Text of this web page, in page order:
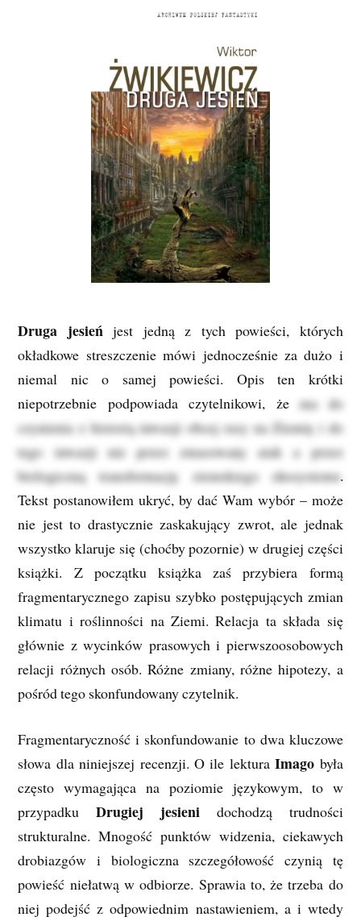
Druga jesieńjest jedną z tych powieści, których
okładkowe streszczenie mówi jednocześnie za dużo i
niemal nic o samej powieści. Opis ten krótki
niepotrzebnie podpowiada czytelnikowi, żema do
czynienia z historią inwazji obcej rasy na Ziemię i do
tego inwazji nie przez zmasowany atak a przez
biologiczną transformację ziemskiego ekosystemu.
Tekst postanowiłem ukryć, by dać Wam wybór – może
nie jest to drastycznie zaskakujący zwrot, ale jednak
wszystko klaruje się (choćby pozornie) w drugiej części
książki. Z początku książka zaś przybiera formą
fragmentarycznego zapisu szybko postępujących zmian
klimatu i roślinności na Ziemi. Relacja ta składa się
głównie z wycinków prasowych i pierwszoosobowych
relacji różnych osób. Różne zmiany, różne hipotezy, a
pośród tego skonfundowany czytelnik.
Fragmentaryczność i skonfundowanie to dwa kluczowe
słowa dla niniejszej recenzji. O ile lekturaImago była
często wymagająca na poziomie językowym, to w
przypadkuDrugiej jesieni dochodzą trudności
strukturalne. Mnogość punktów widzenia, ciekawych
drobiazgów i biologiczna szczegółowość czynią tę
powieść niełatwą w odbiorze. Sprawia to, że trzeba do
niej podejść z odpowiednim nastawieniem, a i wtedy